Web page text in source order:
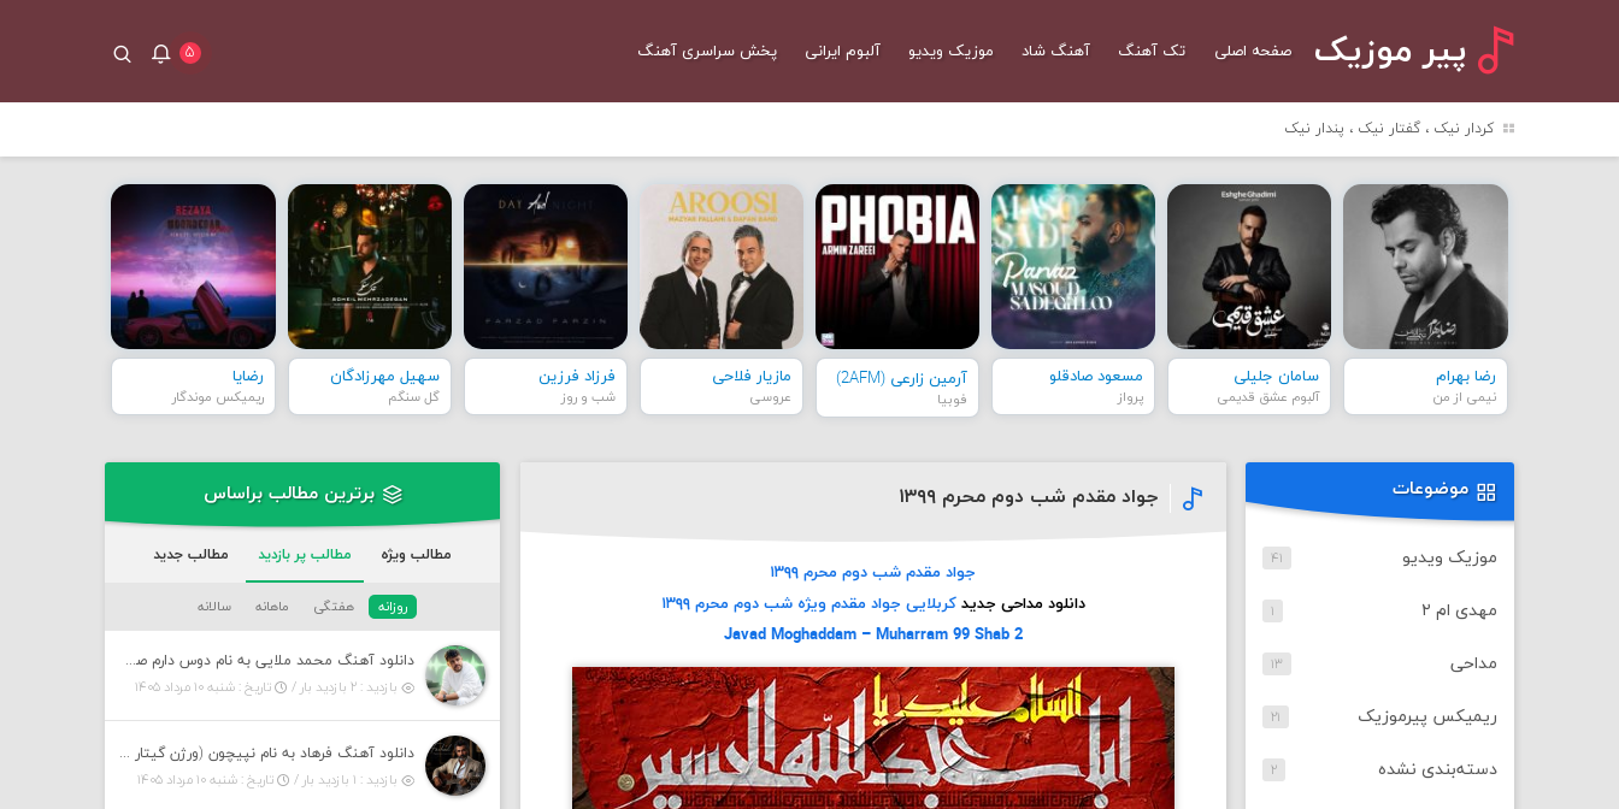
پیر موزیک صفحه اصلی تک آهنگ آهنگ شاد موزیک ویدیو آلبوم ایرانی پخش سراسری آهنگ ۵
کردار نیک ، گفتار نیک ، پندار نیک
رضا بهرام
نیمی از من
سامان جلیلی
آلبوم عشق قدیمی
مسعود صادقلو
پرواز
آرمین زارعی (2AFM)
فوبیا
مازیار فلاحی
عروسی
فرزاد فرزین
شب و روز
سهیل مهرزادگان
گل سنگم
رضایا
ریمیکس موندگار
جواد مقدم شب دوم محرم ۱۳۹۹
جواد مقدم شب دوم محرم ۱۳۹۹
دانلود مداحی جدید کربلایی جواد مقدم ویژه شب دوم محرم ۱۳۹۹
Javad Moghaddam – Muharram 99 Shab 2
موضوعات
موزیک ویدیو ۴۱
مهدی ام ۲ ۱
مداحی ۱۳
ریمیکس پیرموزیک ۲۱
دسته‌بندی نشده ۲
برترین مطالب براساس
مطالب ویژه مطالب پر بازدید مطالب جدید
روزانه هفتگی ماهانه سالانه
دانلود آهنگ محمد ملایی به نام دوس دارم صدات کنم توهم بگی جونم نیمه پنهونم
بازدید : ۲ بازدید بار /
تاریخ : شنبه ۱۰ مرداد ۱۴۰۵
دانلود آهنگ فرهاد به نام نپیچون (ورژن گیتار هوش مصنوعی)
بازدید : ۱ بازدید بار /
تاریخ : شنبه ۱۰ مرداد ۱۴۰۵